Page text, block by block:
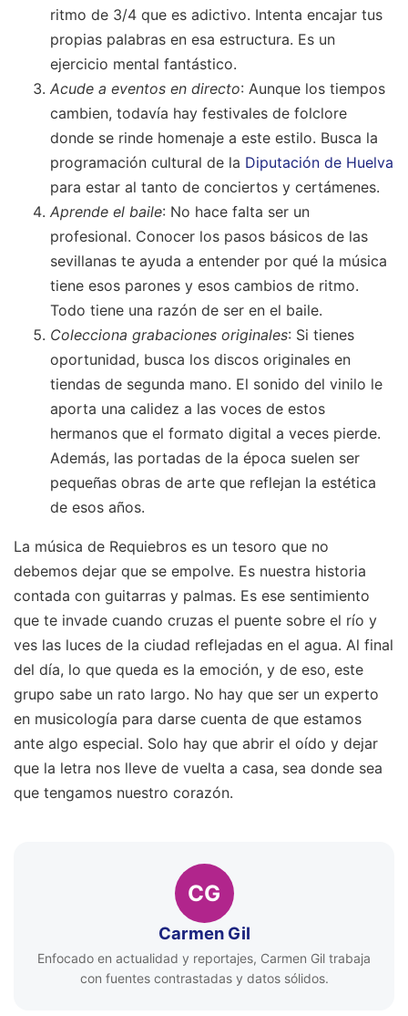
propias palabras en esa estructura. Es un
ejercicio mental fantástico.
Acude a eventos en directo
cambien, todavía hay festivales de folclore
donde se rinde homenaje a este estilo. Busca la
programación cultural de laDiputación de Huelva
para estar al tanto de conciertos y certámenes.
Aprende el baile: No hace falta ser un
profesional. Conocer los pasos básicos de las
sevillanas te ayuda a entender por qué la música
tiene esos parones y esos cambios de ritmo.
Todo tiene una razón de ser en el baile.
Colecciona grabaciones originales: Si tienes
oportunidad, busca los discos originales en
tiendas de segunda mano. El sonido del vinilo le
aporta una calidez a las voces de estos
hermanos que el formato digital a veces pierde.
Además, las portadas de la época suelen ser
pequeñas obras de arte que reflejan la estética
de esos años.
La música de Requiebros es un tesoro que no
debemos dejar que se empolve. Es nuestra historia
contada con guitarras y palmas. Es ese sentimiento
que te invade cuando cruzas el puente sobre el río y
ves las luces de la ciudad reflejadas en el agua. Al final
del día, lo que queda es la emoción, y de eso, este
grupo sabe un rato largo. No hay que ser un experto
en musicología para darse cuenta de que estamos
ante algo especial. Solo hay que abrir el oído y dejar
que la letra nos lleve de vuelta a casa, sea donde sea
que tengamos nuestro corazón.
CG
Carmen Gil
Enfocado en actualidad y reportajes, Carmen Gil trabaja